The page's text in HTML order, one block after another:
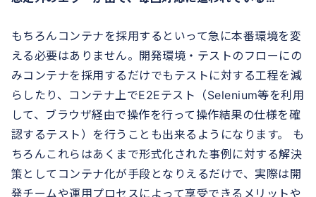
もちろんコンテナを採用するといって急に本番環境を変
える必要はありません。開発環境・テストのフローにの
みコンテナを採用するだけでもテストに対する工程を減
らしたり、コンテナ上でE2Eテスト（Selenium等を利用
して、ブラウザ経由で操作を行って操作結果の仕様を確
認するテスト）を行うことも出来るようになります。 も
ちろんこれらはあくまで形式化された事例に対する解決
策としてコンテナ化が手段となりえるだけで、実際は開
発チームや運用プロセスによって享受できるメリットや